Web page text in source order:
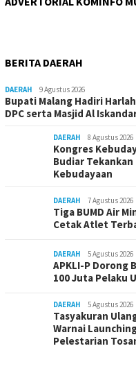
BERITA DAERAH
DAERAH 9 Agustus 2026
Bupati Malang Hadiri
DPC serta Masjid Al
DAERAH 8 Agustus 2026
Kongres
Budiar
Kebudayaan
DAERAH 7 Agustus 2026
Tiga BUMD Air
Cetak Atlet
DAERAH 5 Agustus 2026
APKLI-P Dorong
100 Juta Pelaku
DAERAH 5 Agustus 2026
Tasyakuran
Warnai
Pelestarian